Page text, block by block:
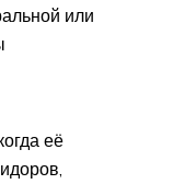
или
её